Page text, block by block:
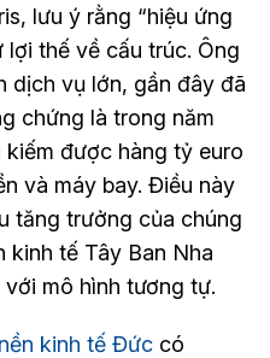
lưu ý rằng “hiệu ứng
thế về cấu trúc. Ông
dịch vụ lớn, gần đây đã
chứng là trong năm
được hàng tỷ euro
và máy bay. Điều này
tăng trưởng của chúng
kinh tế Tây Ban Nha
mô hình tương tự.
nền kinh tế Đức có